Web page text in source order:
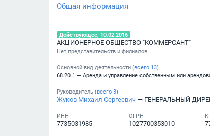
Общая информация
Действующее, 10.02.2016
АКЦИОНЕРНОЕ ОБЩЕСТВО "КОММЕРСАНТ"
Нет представительств и филиалов
Основной вид деятельности (всего 13)
68.20.1 — Аренда и управление собственным или
Руководитель (всего 3)
Жуков Михаил Сергеевич — ГЕНЕРАЛЬНЫЙ
ИНН
7735031985
ОГРН
1027700353010